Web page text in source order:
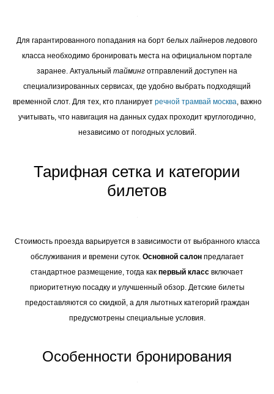
Для гарантированного попадания на борт белых лайнеров ледового
класса необходимо бронировать места на официальном портале
заранее. Актуальный тайминг отправлений доступен на
специализированных сервисах, где удобно выбрать подходящий
временной слот. Для тех, кто планирует речной трамвай москва, важно
учитывать, что навигация на данных судах проходит круглогодично,
независимо от погодных условий.
Тарифная сетка и категории
билетов
Стоимость проезда варьируется в зависимости от выбранного класса
обслуживания и времени суток. Основной салонпредлагает
стандартное размещение, тогда как первый класс включает
приоритетную посадку и улучшенный обзор. Детские билеты
предоставляются со скидкой, а для льготных категорий граждан
предусмотрены специальные условия.
Особенности бронирования